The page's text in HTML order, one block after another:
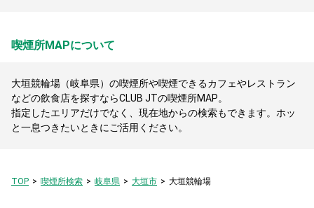
喫煙所MAPについて
大垣競輪場（岐阜県）の喫煙所や喫煙できるカフェやレストラン
などの飲食店を探すならCLUB JTの喫煙所MAP。
指定したエリアだけでなく、現在地からの検索もできます。ホッ
と一息つきたいときにご活用ください。
TOP 喫煙所検索 岐阜県 大垣市 大垣競輪場